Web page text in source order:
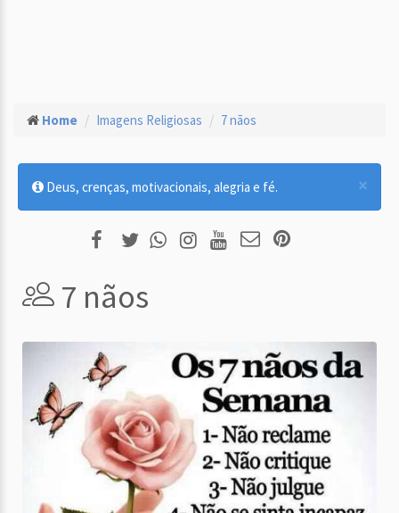
Home Imagens Religiosas 7 nãos
×
Deus, crenças, motivacionais, alegria e fé.
7 nãos